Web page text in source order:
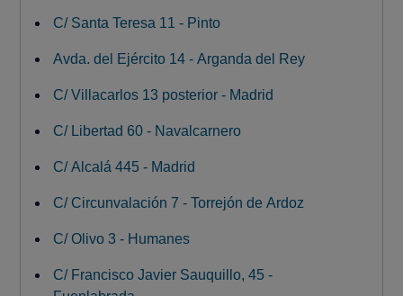
C/ Santa Teresa 11 - Pinto
Avda. del Ejército 14 - Arganda del Rey
C/ Villacarlos 13 posterior - Madrid
C/ Libertad 60 - Navalcarnero
C/ Alcalá 445 - Madrid
C/ Circunvalación 7 - Torrejón de Ardoz
C/ Olivo 3 - Humanes
C/ Francisco Javier Sauquillo, 45 -